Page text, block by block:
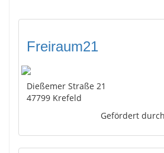
Freiraum21
Dießemer Straße 21
47799 Krefeld
Gefördert durch